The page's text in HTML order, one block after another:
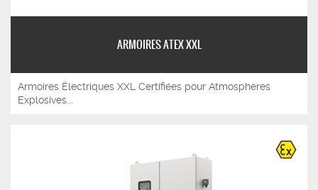
ARMOIRES ATEX XXL
Armoires Électriques XXL Certifiées pour Atmosphères
Explosives...